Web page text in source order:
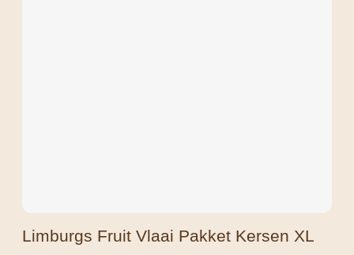
Limburgs Fruit Vlaai Pakket Kersen XL